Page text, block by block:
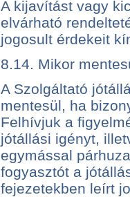
A kijavítást vagy
elvárható
jogosult érdekeit
8.14. Mikor
A Szolgáltató
mentesül, ha
Felhívjuk a
jótállási igényt,
egymással
fogyasztót a
fejezetekben leírt